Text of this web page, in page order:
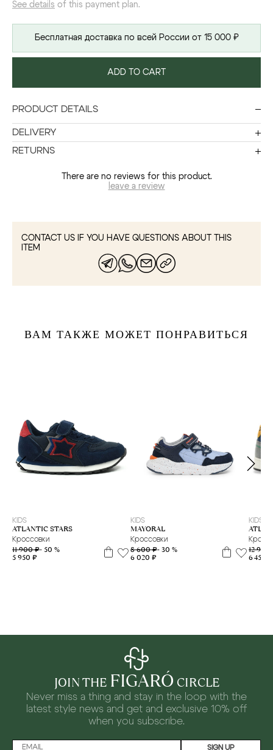
See details of this payment plan.
Бесплатная доставка по всей России от 15 000 ₽
ADD TO CART
PRODUCT DETAILS
DELIVERY
RETURNS
There are no reviews for this product.
leave a review
CONTACT US IF YOU HAVE QUESTIONS ABOUT THIS
ITEM
ВАМ ТАКЖЕ МОЖЕТ ПОНРАВИТЬСЯ
KIDS
ATLANTIC STARS
Кроссовки
11 900 ₽- 50 %
5 950 ₽
KIDS
MAYORAL
Кроссовки
8 600 ₽- 30 %
6 020 ₽
KIDS
12 900
6 450 ₽
JOIN THE FIGARÓ CIRCLE
Never miss a thing and stay in the loop with the
latest style news and get and exclusive 10% off
when you subscribe.
SIGN UP